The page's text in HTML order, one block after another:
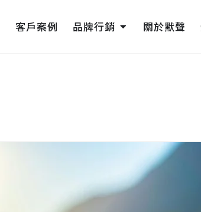
客戶案例 品牌行銷 Open 品牌行銷
關於默聲